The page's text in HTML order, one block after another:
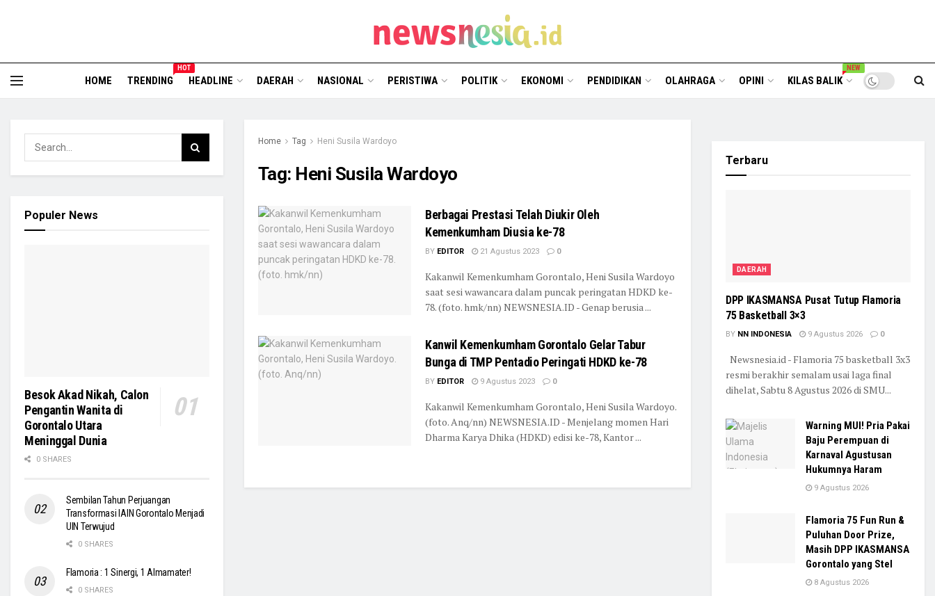
HOME TRENDING
HOT
HEADLINE DAERAH NASIONAL PERISTIWA POLITIK EKONOMI PENDIDIKAN OLAHRAGA OPINI KILAS BALIK
NEW
Home Tag Heni Susila Wardoyo
Tag: Heni Susila Wardoyo
Berbagai Prestasi Telah Diukir Oleh
Kemenkumham Diusia ke-78
BY EDITOR 21 Agustus 2023 0
Kakanwil Kemenkumham Gorontalo, Heni Susila Wardoyo
saat sesi wawancara dalam puncak peringatan HDKD ke-
78. (foto. hmk/nn) NEWSNESIA.ID - Genap berusia ...
Kanwil Kemenkumham Gorontalo Gelar Tabur
Bunga di TMP Pentadio Peringati HDKD ke-78
BY EDITOR 9 Agustus 2023 0
Kakanwil Kemenkumham Gorontalo, Heni Susila Wardoyo.
(foto. Anq/nn) NEWSNESIA.ID - Menjelang momen Hari
Dharma Karya Dhika (HDKD) edisi ke-78, Kantor ...
Populer News
Besok Akad Nikah, Calon
Pengantin Wanita di
Gorontalo Utara
Meninggal Dunia
0 SHARES
Sembilan Tahun Perjuangan
Transformasi IAIN Gorontalo Menjadi
UIN Terwujud
0 SHARES
Flamoria : 1 Sinergi, 1 Almamater!
0 SHARES
Terbaru
DAERAH
DPP IKASMANSA Pusat Tutup Flamoria
75 Basketball 3×3
BY NN INDONESIA 9 Agustus 2026 0
Newsnesia.id - Flamoria 75 basketball 3x3
resmi berakhir semalam usai laga final
dihelat, Sabtu 8 Agustus 2026 di SMU...
Warning MUI! Pria Pakai
Baju Perempuan di
Karnaval Agustusan
Hukumnya Haram
9 Agustus 2026
Flamoria 75 Fun Run &
Puluhan Door Prize,
Masih DPP IKASMANSA
Gorontalo yang Stel
8 Agustus 2026